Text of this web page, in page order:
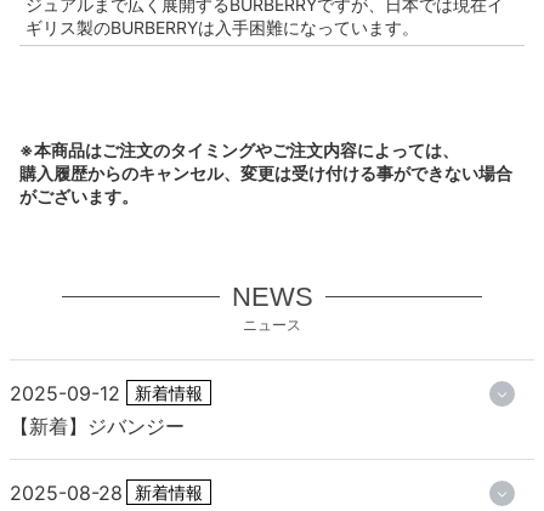
ギリス製のBURBERRYは入手困難になっています。
※本商品はご注文のタイミングやご注文内容によっては、
購入履歴からのキャンセル、変更は受け付ける事ができない場合
がございます。
NEWS
ニュース
2025-09-12 新着情報
【新着】ジバンジー
2025-08-28 新着情報